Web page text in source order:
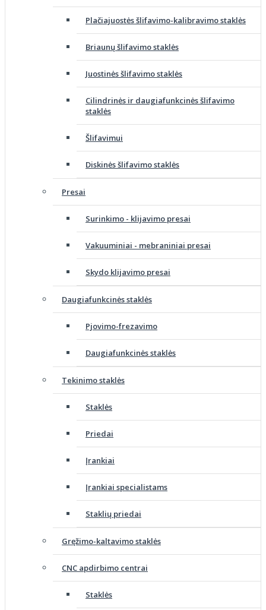
Plačiajuostės šlifavimo-kalibravimo staklės
Briaunų šlifavimo staklės
Juostinės šlifavimo staklės
Cilindrinės ir daugiafunkcinės šlifavimo
staklės
Šlifavimui
Diskinės šlifavimo staklės
Presai
Surinkimo - klijavimo presai
Vakuuminiai - mebraniniai presai
Skydo klijavimo presai
Daugiafunkcinės staklės
Pjovimo-frezavimo
Daugiafunkcinės staklės
Tekinimo staklės
Staklės
Priedai
Įrankiai
Įrankiai specialistams
Staklių priedai
Gręžimo-kaltavimo staklės
CNC apdirbimo centrai
Staklės